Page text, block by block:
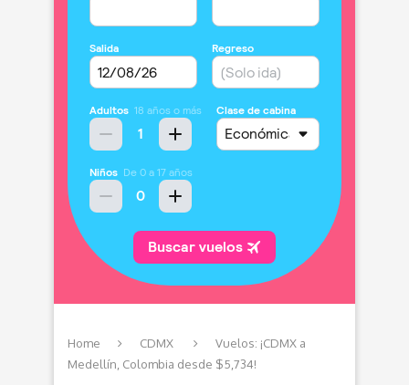
Home CDMX
Vuelos: ¡CDMX a
Medellín, Colombia desde $5,734!